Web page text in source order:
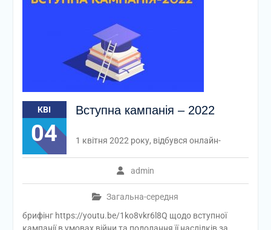
КВІ
04
Вступна кампанія – 2022
admin
Загальна-середня
1 квітня 2022 року, відбувся онлайн-
брифінг https://youtu.be/1ko8vkr6l8Q щодо вступної